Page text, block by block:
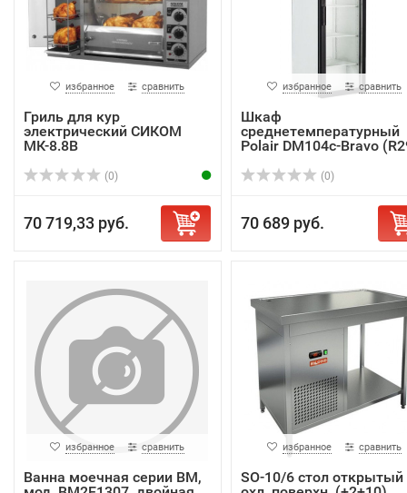
избранное сравнить
Гриль для кур
электрический СИКОМ
МК-8.8В
(0)
70 719,33 руб.
избранное сравнить
Шкаф
среднетемпературный
Polair DM104c-Bravo
(0)
70 689 руб.
избранное сравнить
Ванна моечная серии ВМ,
избранное сравнить
SO-10/6 стол открытый